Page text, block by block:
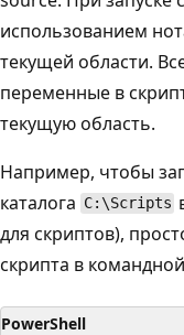
использованием
текущей области.
переменные в
текущую область.
Например, чтобы
каталога C:\Scripts
для скриптов),
скрипта в
PowerShell